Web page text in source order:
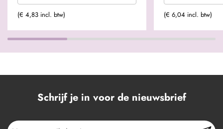
(€ 4,83 incl. btw) (€ 6,04 incl. btw)
Schrijf je in voor de nieuwsbrief